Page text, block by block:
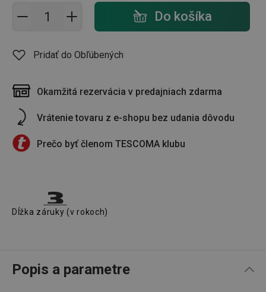
Pridať do košíka - počet Do košíka
Pridať do Obľúbených
Okamžitá rezervácia v predajniach zdarma
Vrátenie tovaru z e-shopu bez udania dôvodu
Prečo byť členom TESCOMA klubu
Dĺžka záruky (v rokoch)
Popis a parametre